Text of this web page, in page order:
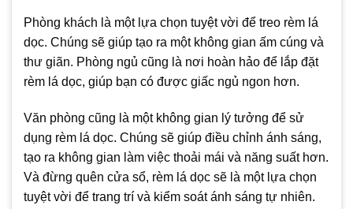
Phòng khách là một lựa chọn tuyệt vời để treo rèm lá
dọc. Chúng sẽ giúp tạo ra một không gian ấm cúng và
thư giãn. Phòng ngủ cũng là nơi hoàn hảo để lắp đặt
rèm lá dọc, giúp bạn có được giấc ngủ ngon hơn.
Văn phòng cũng là một không gian lý tưởng để sử
dụng rèm lá dọc. Chúng sẽ giúp điều chỉnh ánh sáng,
tạo ra không gian làm việc thoải mái và năng suất hơn.
Và đừng quên cửa sổ, rèm lá dọc sẽ là một lựa chọn
tuyệt vời để trang trí và kiểm soát ánh sáng tự nhiên.